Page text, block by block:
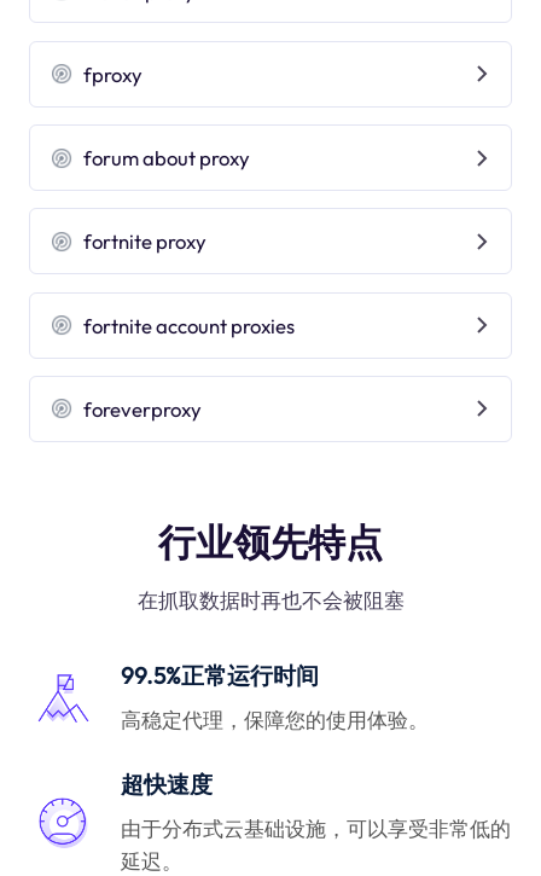
fproxy
forum about proxy
fortnite proxy
fortnite account proxies
foreverproxy
行业领先特点
在抓取数据时再也不会被阻塞
99.5%正常运行时间
高稳定代理，保障您的使用体验。
超快速度
由于分布式云基础设施，可以享受非常低的
延迟。